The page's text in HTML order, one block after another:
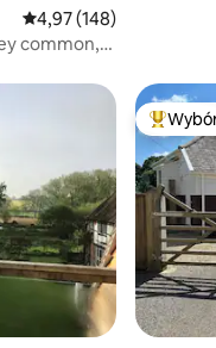
Średnia ocena: 4,97 na
4,97 (148)
common,
Wybór gości